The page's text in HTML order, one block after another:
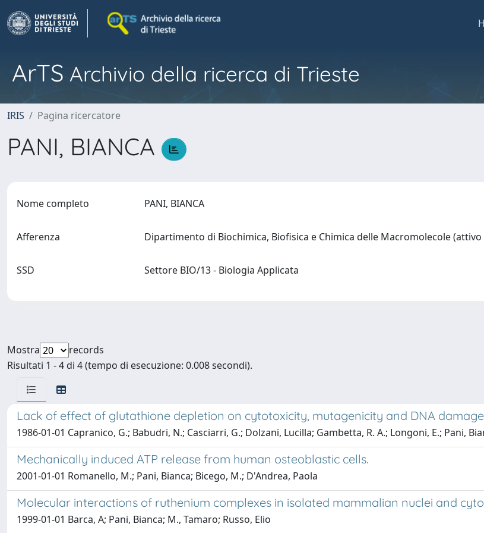
ArTS Archivio della ricerca di Trieste
IRIS Pagina ricercatore
PANI, BIANCA
Nome completo PANI, BIANCA
Afferenza Dipartimento di Biochimica, Biofisica e Chimica delle Macromolecole
SSD Settore BIO/13 - Biologia Applicata
Mostra
records
Risultati 1 - 4 di 4 (tempo di esecuzione: 0.008 secondi).
Lack of effect of glutathione depletion on cytotoxicity, mutagenicity and DNA
1986-01-01 Capranico, G.; Babudri, N.; Casciarri, G.; Dolzani, Lucilla; Gambetta, R. A.; Longoni, E.; Pani,
Mechanically induced ATP release from human osteoblastic cells.
2001-01-01 Romanello, M.; Pani, Bianca; Bicego, M.; D'Andrea, Paola
Molecular interactions of ruthenium complexes in isolated mammalian nuclei and
1999-01-01 Barca, A; Pani, Bianca; M., Tamaro; Russo, Elio